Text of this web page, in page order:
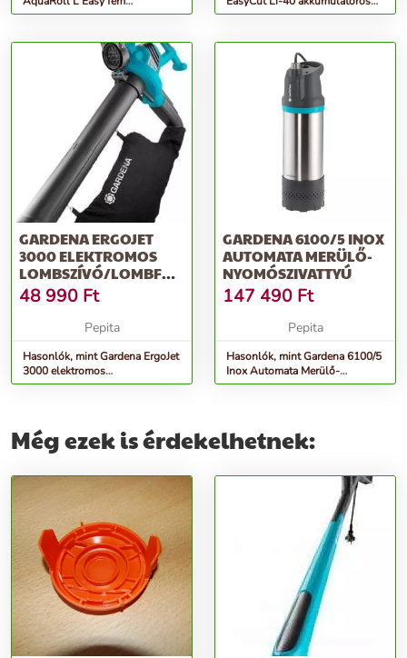
Tömlőkocsi - ezüst
Sövénynyíró 14,4 V
GARDENA ERGOJET
3000 ELEKTROMOS
LOMBSZÍVÓ/LOMBFÚJÓ
3000 W, FEKETE-KÉK
48 990 Ft
Pepita
Hasonlók, mint Gardena ErgoJet
3000 elektromos
Lombszívó/lombfújó 3000 W,
GARDENA 6100/5 INOX
AUTOMATA MERÜLŐ-
NYOMÓSZIVATTYÚ
147 490 Ft
Pepita
Hasonlók, mint Gardena 6100/5
Inox Automata Merülő-
nyomószivattyú
Még ezek is érdekelhetnek: